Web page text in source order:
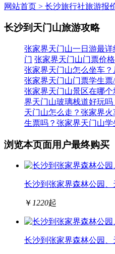
网站首页 > 长沙旅行社旅游报
长沙到天门山旅游攻略
张家界天门山一日游最详
门 张家界天门山门票价
张家界天门山怎么坐车
张家界天门山门票学生
张家界天门山景区在哪
界天门山玻璃栈道好玩
天门山怎么走？张家界
生票吗？张家界天门山学
浏览本页面用户最终购买
长沙到张家界森林公园
￥ 1220起
长沙到张家界森林公园